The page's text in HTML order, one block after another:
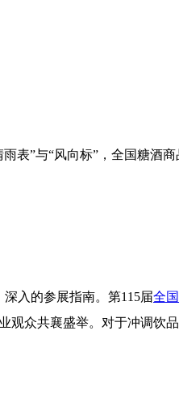
表”与“风向标”，全国糖酒商
入的参展指南。第115届全
观众共襄盛举。对于冲调饮